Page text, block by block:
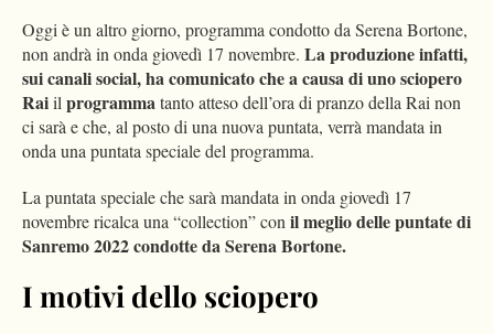
Oggi è un altro giorno, programma condotto da Serena Bortone,
non andrà in onda giovedì 17 novembre. La produzione infatti,
sui canali social, ha comunicato che a causa di uno sciopero
Raiilprogrammatanto atteso dell’ora di pranzo della Rai non
ci sarà e che, al posto di una nuova puntata, verrà mandata in
onda una puntata speciale del programma.
La puntata speciale che sarà mandata in onda giovedì 17
novembre ricalca una “collection” conil meglio delle puntate di
Sanremo 2022 condotte da Serena Bortone.
I motivi dello sciopero